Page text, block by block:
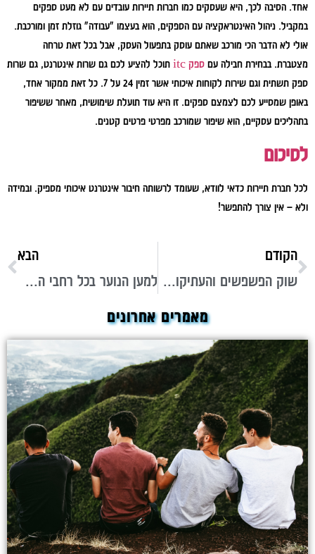
אחד. הסיבה לכך, היא שעסקים כמו חברות תיירות עובדים עם לא מעט ספקים
במקביל. ניהול האינטראקציה עם הספקים, הוא בעצמו "עבודה" גוזלת זמן ומורכבת.
אולי לא הדבר הכי מורכב שאתם עוסק בתפעול העסק, אבל בכל זאת טרחה
מצטברת. בבחירת חבילה עם ספק itc
תוכל להציע לכם גם שרות אינטרנט, גם שרות
ספק תשתית וגם שירות לקוחות איכותי אשר זמין 24 על 7. כל זאת ממקור אחד,
באופן שמסייע לכם לצמצם ספקים. זו היא עוד תועלת שימושית, מאחר ששיפור
בתהליכים עסקיים, הוא שיפור שמורכב מפרטי פרטים קטנים.
לסיכום
לכל חברת תיירות כדאי לוודא, שעומד לרשותה חיבור אינטרנט איכותי מספיק. ובמידה
ולא – אין צורך להתפשר!
הקודם
שוק הפשפשים והעתיקות של איל סיר לה סורג הוא היעד לחובבי הקניות המושבעים
הבא
למען הנוער בכל רחבי הארץ: המורשת של רפאל אדרעי ז"ל מובילה את משה, איל ורפי אדרעי לעשייה ותרומה לקהילה
מאמרים אחרונים